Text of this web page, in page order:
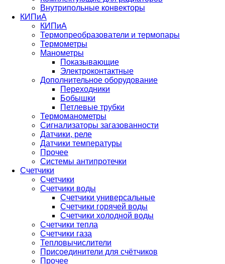
Внутрипольные конвекторы
КИПиА
КИПиА
Термопреобразователи и термопары
Термометры
Манометры
Показывающие
Электроконтактные
Дополнительное оборудование
Переходники
Бобышки
Петлевые трубки
Термоманометры
Сигнализаторы загазованности
Датчики, реле
Датчики температуры
Прочее
Системы антипротечки
Счетчики
Счетчики
Счетчики воды
Счетчики универсальные
Счетчики горячей воды
Счетчики холодной воды
Счетчики тепла
Счетчики газа
Тепловычислители
Присоединители для счётчиков
Прочее